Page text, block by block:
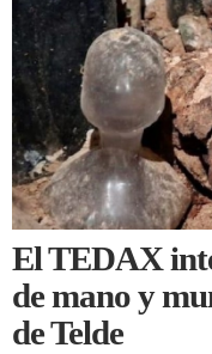
El TEDAX
de mano y
de Telde